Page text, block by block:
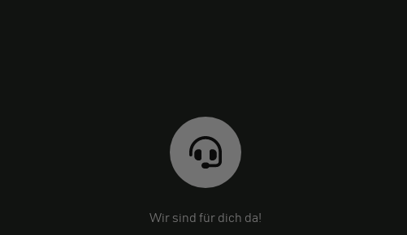
Wir sind für dich da!